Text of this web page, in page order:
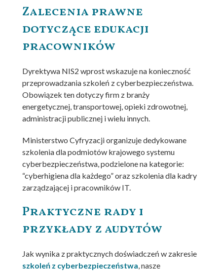
Zalecenia prawne
dotyczące edukacji
pracowników
Dyrektywa NIS2 wprost wskazuje na konieczność
przeprowadzania szkoleń z cyberbezpieczeństwa.
Obowiązek ten dotyczy firm z branży
energetycznej, transportowej, opieki zdrowotnej,
administracji publicznej i wielu innych.
Ministerstwo Cyfryzacji organizuje dedykowane
szkolenia dla podmiotów krajowego systemu
cyberbezpieczeństwa, podzielone na kategorie:
“cyberhigiena dla każdego” oraz szkolenia dla kadry
zarządzającej i pracowników IT.
Praktyczne rady i
przykłady z audytów
Jak wynika z praktycznych doświadczeń w zakresie
szkoleń z cyberbezpieczeństwa, nasze